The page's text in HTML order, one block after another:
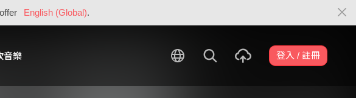
English (Global).
音樂 登入 / 註冊